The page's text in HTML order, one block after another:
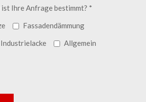
Ihre Anfrage bestimmt? *
Fassadendämmung
Industrielacke Allgemein